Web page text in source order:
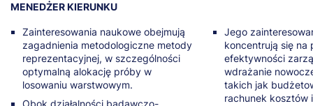
MENEDŻER KIERUNKU
Zainteresowania naukowe obejmują
zagadnienia metodologiczne metody
reprezentacyjnej, w szczególności
optymalną alokację próby w
losowaniu warstwowym.
Jego
koncentrują się na
efektywności
wdrażanie
takich jak
rachunek kosztów